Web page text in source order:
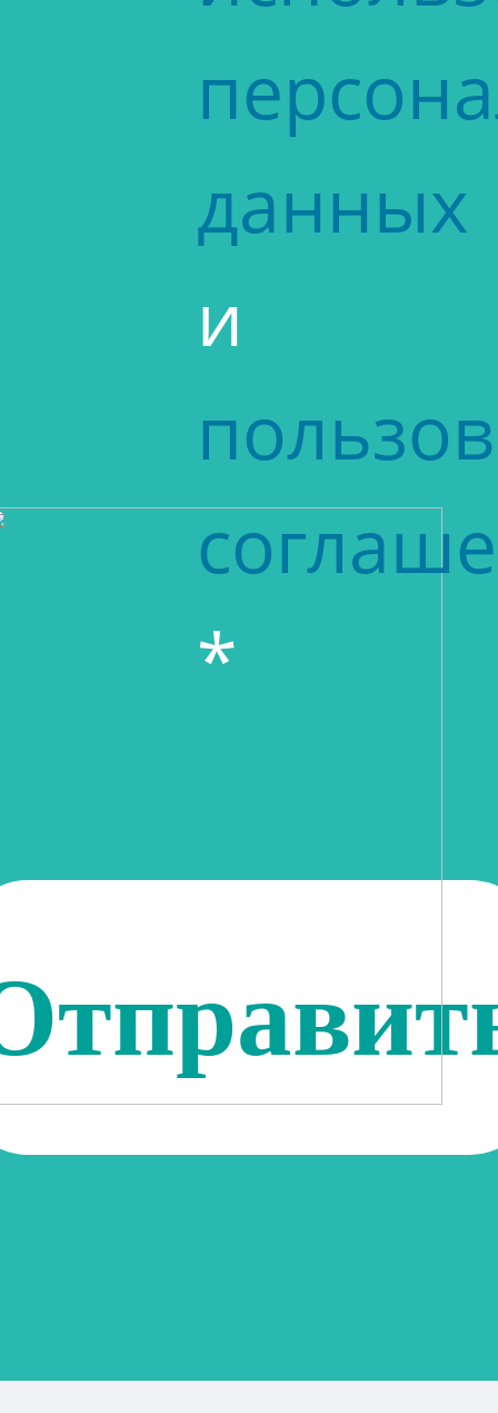
данных
и
*